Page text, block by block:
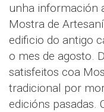
unha información
Mostra de
edificio do antigo
o mes de agosto.
satisfeitos coa
tradicional por
edicións pasadas.